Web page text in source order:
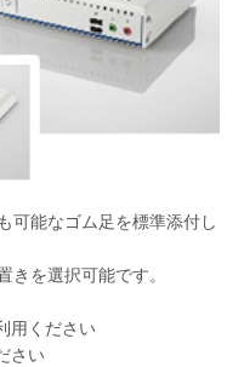
可能なゴム足を標準添付し
きを選択可能です。
用ください
さい